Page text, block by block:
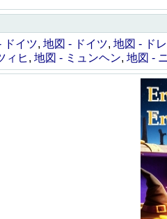
ドイツ, 地図 - ドイツ, 地図 - ド
ィヒ , 地図 - ミュンヘン, 地図 -